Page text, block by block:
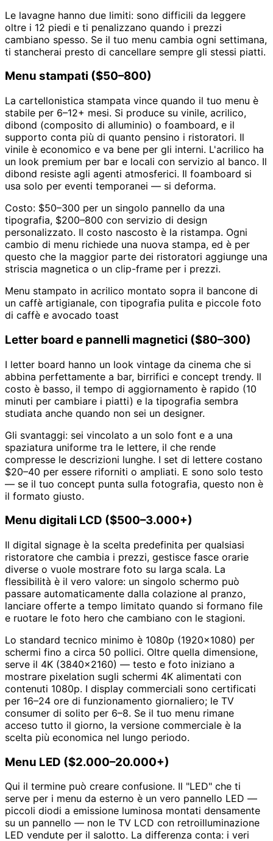
Le lavagne hanno due limiti: sono difficili da leggere
oltre i 12 piedi e ti penalizzano quando i prezzi
cambiano spesso. Se il tuo menu cambia ogni settimana,
ti stancherai presto di cancellare sempre gli stessi piatti.
Menu stampati ($50–800)
La cartellonistica stampata vince quando il tuo menu è
stabile per 6–12+ mesi. Si produce su vinile, acrilico,
dibond (composito di alluminio) o foamboard, e il
supporto conta più di quanto pensino i ristoratori. Il
vinile è economico e va bene per gli interni. L'acrilico ha
un look premium per bar e locali con servizio al banco. Il
dibond resiste agli agenti atmosferici. Il foamboard si
usa solo per eventi temporanei — si deforma.
Costo: $50–300 per un singolo pannello da una
tipografia, $200–800 con servizio di design
personalizzato. Il costo nascosto è la ristampa. Ogni
cambio di menu richiede una nuova stampa, ed è per
questo che la maggior parte dei ristoratori aggiunge una
striscia magnetica o un clip-frame per i prezzi.
Menu stampato in acrilico montato sopra il bancone di
un caffè artigianale, con tipografia pulita e piccole foto
di caffè e avocado toast
Letter board e pannelli magnetici ($80–300)
I letter board hanno un look vintage da cinema che si
abbina perfettamente a bar, birrifici e concept trendy. Il
costo è basso, il tempo di aggiornamento è rapido (10
minuti per cambiare i piatti) e la tipografia sembra
studiata anche quando non sei un designer.
Gli svantaggi: sei vincolato a un solo font e a una
spaziatura uniforme tra le lettere, il che rende
compresse le descrizioni lunghe. I set di lettere costano
$20–40 per essere riforniti o ampliati. E sono solo testo
— se il tuo concept punta sulla fotografia, questo non è
il formato giusto.
Menu digitali LCD ($500–3.000+)
Il digital signage è la scelta predefinita per qualsiasi
ristoratore che cambia i prezzi, gestisce fasce orarie
diverse o vuole mostrare foto su larga scala. La
flessibilità è il vero valore: un singolo schermo può
passare automaticamente dalla colazione al pranzo,
lanciare offerte a tempo limitato quando si formano file
e ruotare le foto hero che cambiano con le stagioni.
Lo standard tecnico minimo è 1080p (1920×1080) per
schermi fino a circa 50 pollici. Oltre quella dimensione,
serve il 4K (3840×2160) — testo e foto iniziano a
mostrare pixelation sugli schermi 4K alimentati con
contenuti 1080p. I display commerciali sono certificati
per 16–24 ore di funzionamento giornaliero; le TV
consumer di solito per 6–8. Se il tuo menu rimane
acceso tutto il giorno, la versione commerciale è la
scelta più economica nel lungo periodo.
Menu LED ($2.000–20.000+)
Qui il termine può creare confusione. Il "LED" che ti
serve per i menu da esterno è un vero pannello LED —
piccoli diodi a emissione luminosa montati densamente
su un pannello — non le TV LCD con retroilluminazione
LED vendute per il salotto. La differenza conta: i veri